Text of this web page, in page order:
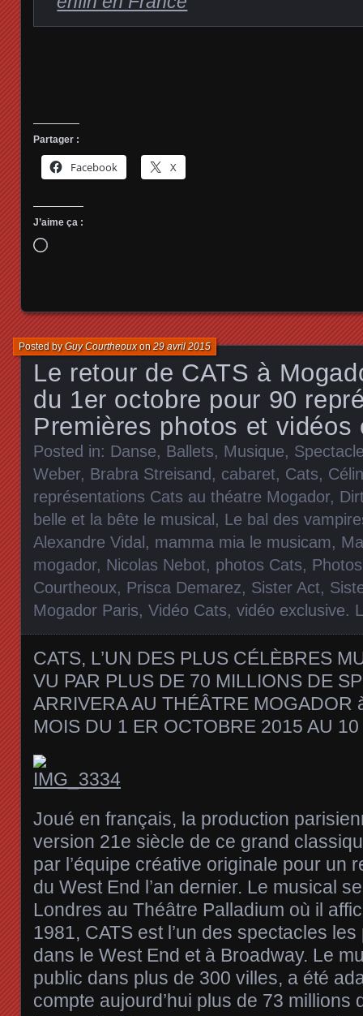
Partager :
Facebook X
J’aime ça :
Chargement…
Le retour de CATS à
du 1er octobre pour 90
Premières photos et vidéos
Posted byGuy Courtheouxon29 avril 2015
Posted in: Danse, Ballets, Musique,
Weber, Brabra Streisand, cabaret, Cats,
représentations Cats au théatre Mogador,
belle et la bête le musical, Le bal des
Alexandre Vidal, mamma mia le musicam,
mogador, Nicolas Nebot, photos Cats,
Courtheoux, Prisca Demarez, Sister Act,
Mogador Paris, Vidéo Cats, vidéo exclusive.
CATS, L’UN DES PLUS CÉLÈBRES
VU PAR PLUS DE 70 MILLIONS DE
ARRIVERA AU THÉÂTRE MOGADOR
MOIS DU 1 ER OCTOBRE 2015 AU
Joué en français, la production
version 21e siècle de ce grand
par l’équipe créative originale pour un
du West End l’an dernier. Le musical
Londres au Théâtre Palladium où il
1981, CATS est l’un des spectacles
dans le West End et à Broadway. Le
public dans plus de 300 villes, a été
compte aujourd’hui plus de 73 millions